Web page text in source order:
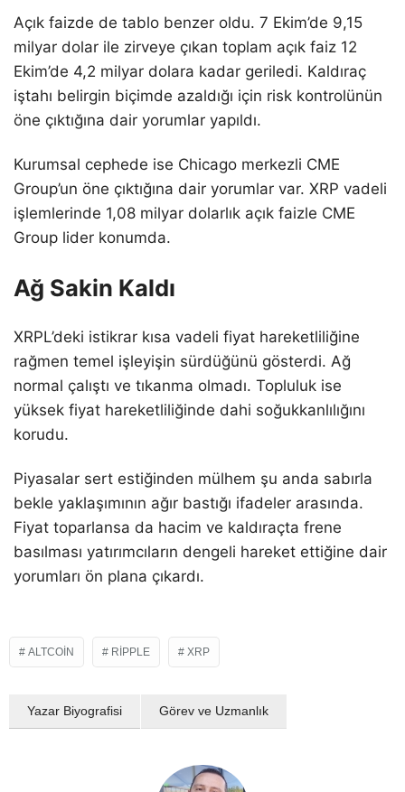
Açık faizde de tablo benzer oldu. 7 Ekim’de 9,15
milyar dolar ile zirveye çıkan toplam açık faiz 12
Ekim’de 4,2 milyar dolara kadar geriledi. Kaldıraç
iştahı belirgin biçimde azaldığı için risk kontrolünün
öne çıktığına dair yorumlar yapıldı.
Kurumsal cephede ise Chicago merkezli CME
Group’un öne çıktığına dair yorumlar var. XRP vadeli
işlemlerinde 1,08 milyar dolarlık açık faizle CME
Group lider konumda.
Ağ Sakin Kaldı
XRPL’deki istikrar kısa vadeli fiyat hareketliliğine
rağmen temel işleyişin sürdüğünü gösterdi. Ağ
normal çalıştı ve tıkanma olmadı. Topluluk ise
yüksek fiyat hareketliliğinde dahi soğukkanlılığını
korudu.
Piyasalar sert estiğinden mülhem şu anda sabırla
bekle yaklaşımının ağır bastığı ifadeler arasında.
Fiyat toparlansa da hacim ve kaldıraçta frene
basılması yatırımcıların dengeli hareket ettiğine dair
yorumları ön plana çıkardı.
ALTCOIN RIPPLE XRP
Yazar Biyografisi Görev ve Uzmanlık